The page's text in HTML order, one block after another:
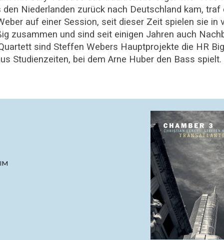
den Niederlanden zurück nach Deutschland kam, traf
auf einer Session, seit dieser Zeit spielen sie in
zusammen und sind seit einigen Jahren auch
sind Steffen Webers Hauptprojekte die HR Big
Studienzeiten, bei dem Arne Huber den Bass spielt.